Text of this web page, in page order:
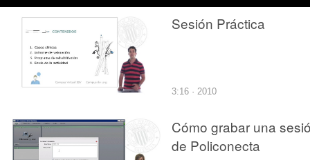
Sesión Práctica
3:16 · 2010
Cómo grabar una
de Policonecta